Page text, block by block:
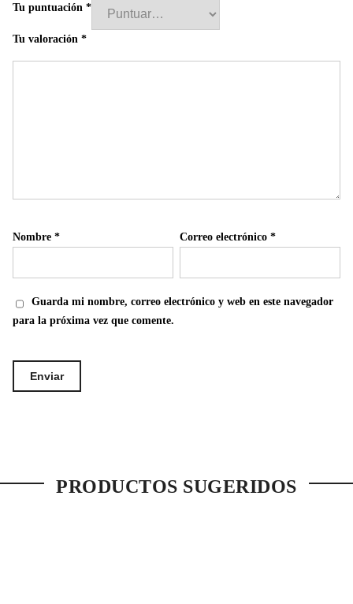
Tu puntuación *
Tu valoración *
Nombre * Correo electrónico*
Guarda mi nombre, correo electrónico y web en este navegador
para la próxima vez que comente.
PRODUCTOS SUGERIDOS